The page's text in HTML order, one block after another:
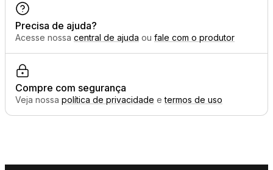
Precisa de ajuda?
Acesse nossa central de ajuda ou fale com o produtor
Compre com segurança
Veja nossa política de privacidade etermos de uso